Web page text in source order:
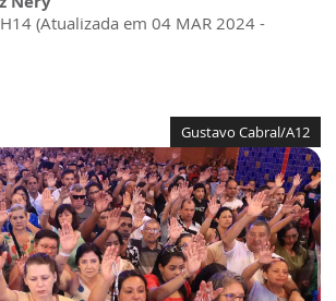
(Atualizada em 04 MAR 2024 -
Gustavo Cabral/A12